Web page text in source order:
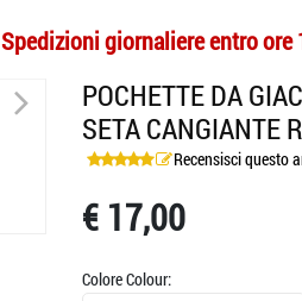
Spedizioni giornaliere entro ore
>
POCHETTE DA
SETA CANGIANTE
Recensisci questo
€ 17,00
Colore Colour: